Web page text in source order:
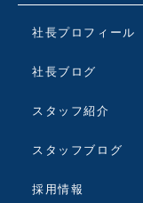
社長プロフィール
社長ブログ
スタッフ紹介
スタッフブログ
採用情報